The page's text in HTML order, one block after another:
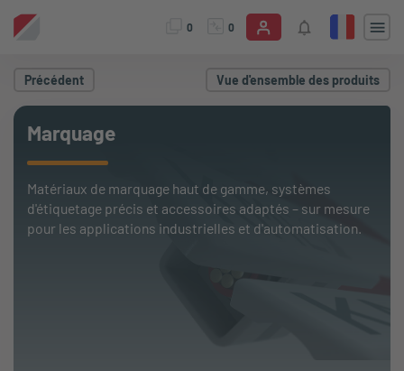
0 0
Précédent Vue d'ensemble des produits
Marquage
Matériaux de marquage haut de gamme, systèmes
d'étiquetage précis et accessoires adaptés – sur mesure
pour les applications industrielles et d'automatisation.